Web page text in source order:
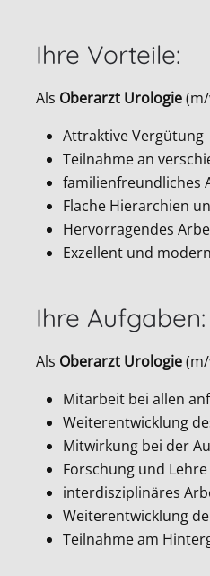
Ihre Vorteile:
Als Oberarzt Urologie
Attraktive Vergütung
Teilnahme an
familienfreundliches
Flache Hierarchien
Hervorragendes
Exzellent und
Ihre Aufgaben:
Als Oberarzt Urologie
Mitarbeit bei allen
Weiterentwicklung
Mitwirkung bei der
Forschung und Lehre
interdisziplinäres
Weiterentwicklung
Teilnahme am